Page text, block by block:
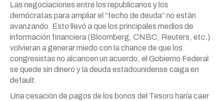
Las negociaciones entre los republicanos y los
demócratas para ampliar el “techo de deuda” no están
avanzando. Esto llevó a que los principales medios de
información financiera (Bloomberg, CNBC, Reuters, etc.)
volvieran a generar miedo con la chance de que los
congresistas no alcancen un acuerdo, el Gobierno Federal
se quede sin dinero y la deuda estadounidense caiga en
default.
Una cesación de pagos de los bonos del Tesoro haría caer